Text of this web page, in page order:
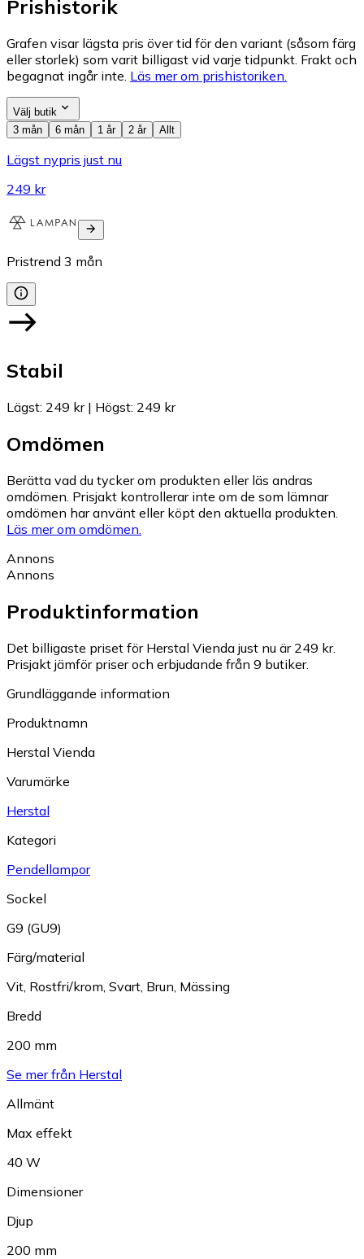
Prishistorik
Grafen visar lägsta pris över tid för den variant (såsom färg
eller storlek) som varit billigast vid varje tidpunkt. Frakt och
begagnat ingår inte. Läs mer om prishistoriken.
Välj butik
3 mån
6 mån 1 år 2 år Allt
Lägst nypris just nu
249 kr
Pristrend 3 mån
Stabil
Lägst: 249 kr| Högst: 249 kr
Omdömen
Berätta vad du tycker om produkten eller läs andras
omdömen. Prisjakt kontrollerar inte om de som lämnar
omdömen har använt eller köpt den aktuella produkten.
Läs mer om omdömen.
Annons
Annons
Produktinformation
Det billigaste priset för Herstal Vienda just nu är 249 kr.
Prisjakt jämför priser och erbjudande från 9 butiker.
Grundläggande information
Produktnamn
Herstal Vienda
Varumärke
Herstal
Kategori
Pendellampor
Sockel
G9 (GU9)
Färg/material
Vit Rostfri/krom Svart Brun Mässing
Bredd
200 mm
Se mer från Herstal
Allmänt
Max effekt
40 W
Dimensioner
Djup
200 mm